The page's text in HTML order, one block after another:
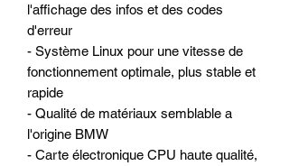
l'affichage des infos et des codes
d'erreur
- Système Linux pour une vitesse de
fonctionnement optimale, plus stable et
rapide
- Qualité de matériaux semblable a
l'origine BMW
- Carte électronique CPU haute qualité,